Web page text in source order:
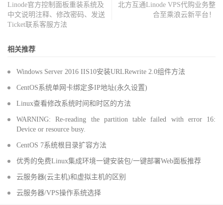
Linode官方控制面板重装系统及
中文说明注释、修改密码、发送
Ticket联系客服方法
北方互通Linode VPS代购业务整
合至乘浪云新平台！
相关推荐
Windows Server 2016 IIS10安装URLRewrite 2.0组件方法
CentOS系统单网卡绑定多IP地址(永久设置)
Linux查看修改系统时间和时区的方法
WARNING: Re-reading the partition table failed with error 16:
Device or resource busy.
CentOS 7系统根目录扩容方法
优秀的免费Linux集成环境一键安装包/一键部署Web面板推荐
云服务器(云主机)和虚拟主机的区别
云服务器/VPS操作系统选择